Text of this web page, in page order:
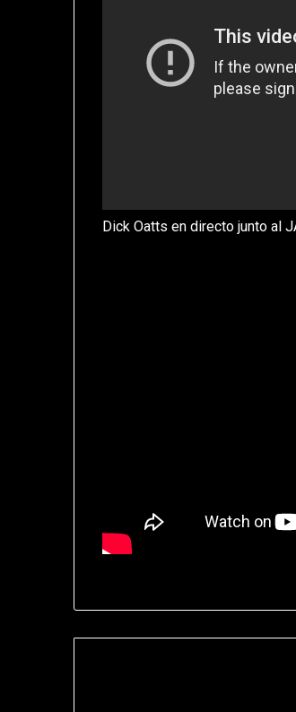
Dick Oatts en directo junto al